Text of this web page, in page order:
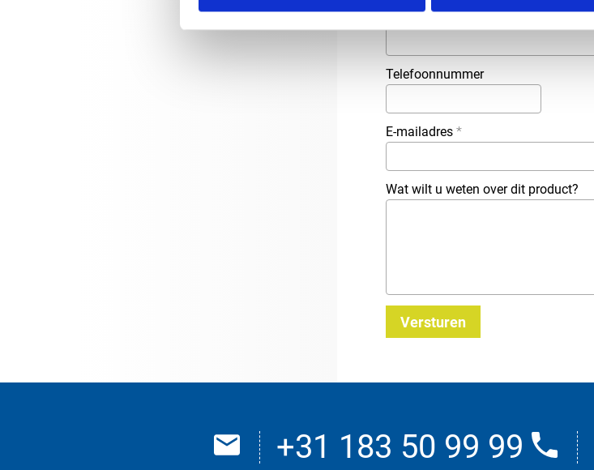
Bedrijfsnaam *
Telefoonnummer
E-mailadres *
Wat wilt u weten over dit product?
Versturen
+31 183 50 99 99